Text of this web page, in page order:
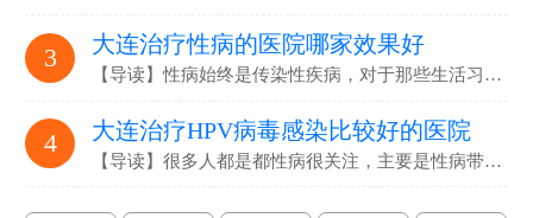
3 大连治疗性病的医院哪家效果好
【导读】性病始终是传染性疾病，对于那些生活习…
4 大连治疗HPV病毒感染比较好的医院
【导读】很多人都是都性病很关注，主要是性病带…